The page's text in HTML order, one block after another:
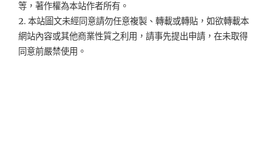
等，著作權為本站作者所有。
2. 本站圖文未經同意請勿任意複製、轉載或轉貼，如欲轉載本
網站內容或其他商業性質之利用，請事先提出申請，在未取得
同意前嚴禁使用。